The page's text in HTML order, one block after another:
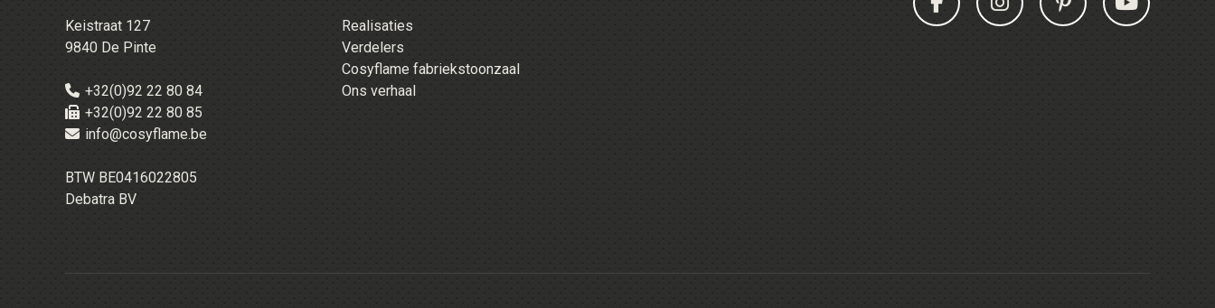
Keistraat 127
9840 De Pinte
+32(0)92 22 80 84
+32(0)92 22 80 85
info@cosyflame.be
BTW BE0416022805
Debatra BV
Realisaties
Verdelers
Cosyflame fabriekstoonzaal
Ons verhaal